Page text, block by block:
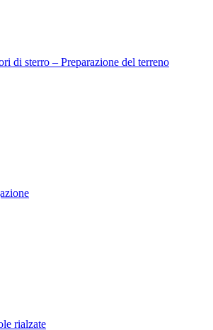
di sterro – Preparazione del terreno
rialzate